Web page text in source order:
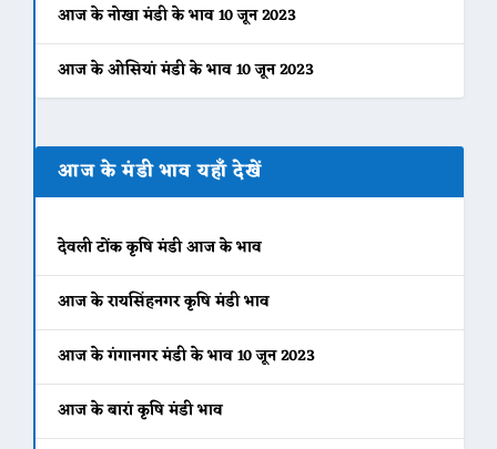
आज के नोखा मंडी के भाव 10 जून 2023
आज के ओसियां मंडी के भाव 10 जून 2023
आज के मंडी भाव यहाँ देखें
देवली टोंक कृषि मंडी आज के भाव
आज के रायसिंहनगर कृषि मंडी भाव
आज के गंगानगर मंडी के भाव 10 जून 2023
आज के बारां कृषि मंडी भाव